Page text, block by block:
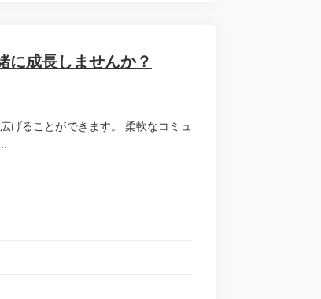
成長しませんか？
げることができます。 柔軟なコミュ